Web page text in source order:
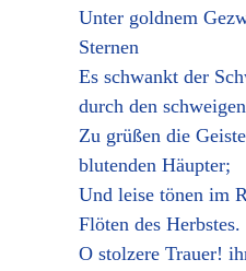
Unter goldnem
Sternen
Es schwankt der
durch den
Zu grüßen die
blutenden Häupter;
Und leise tönen im
Flöten des Herbstes.
O stolzere Trauer!